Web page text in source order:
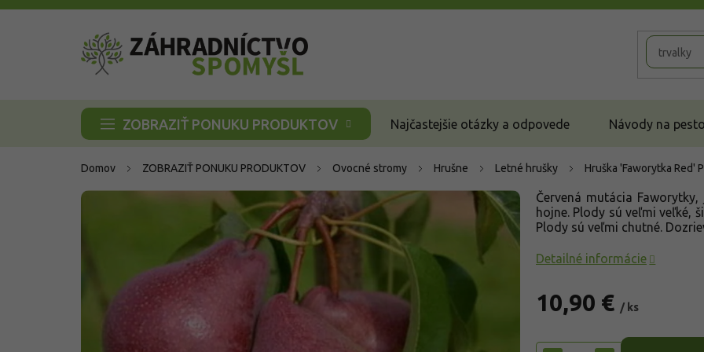
Prejsť
ZOBRAZIŤ PONUKU PRODUKTOV Najčastejšie otázky a odpovede Návody na
Domov ZOBRAZIŤ PONUKU PRODUKTOV Ovocné stromy Hrušne Letné hrušky Hruška 'Faworytka Red'
10,90 € / ks
cena:
Červená mutácia
hojne. Plody sú veľmi veľké,
Plody sú veľmi chutné.
Detailné informácie